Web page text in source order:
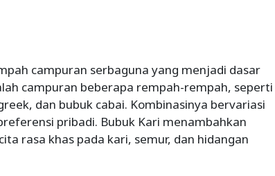
campuran serbaguna yang menjadi dasar
campuran beberapa rempah-rempah, seperti
dan bubuk cabai. Kombinasinya bervariasi
pribadi. Bubuk Kari menambahkan
rasa khas pada kari, semur, dan hidangan